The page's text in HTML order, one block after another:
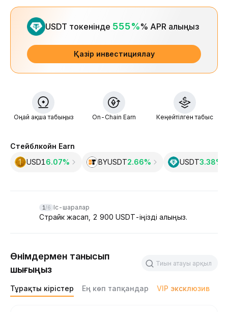
Slide 1 of 1USDT токенінде 555%% APR алыңыз
Қазір инвестициялау
Оңай ақша табыңыз On-Chain Earn Кеңейтілген табыс
Стейблкойн Earn
USD16.07% BYUSDT2.66% USDT3.38‎%
1 /6 Іс-шаралар
Страйк жасап, 2 900 USDT-іңізді алыңыз.
Өнімдермен танысып
шығыңыз
Тұрақты кірістер Ең көп тапқандар VIP эксклюзив